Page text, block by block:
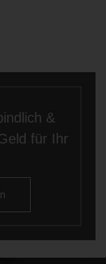
&
für Ihr